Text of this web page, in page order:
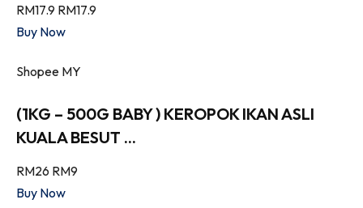
RM17.9 RM17.9
Buy Now
Shopee MY
(1KG – 500G BABY ) KEROPOK IKAN ASLI
KUALA BESUT ...
RM26 RM9
Buy Now